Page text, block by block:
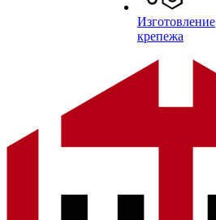
Изготовление
крепежа